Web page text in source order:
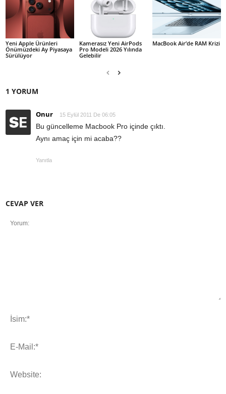
Yeni Apple Ürünleri
Önümüzdeki Ay Piyasaya
Sürülüyor
Kamerasız Yeni AirPods
Pro Modeli 2026 Yılında
Gelebilir
MacBook Air’de RAM Krizi
1 YORUM
Onur 15 Eylül 2011 De 06:05
Bu güncelleme Macbook Pro içinde çıktı.
Aynı amaç için mi acaba??
Yanıtla
CEVAP VER